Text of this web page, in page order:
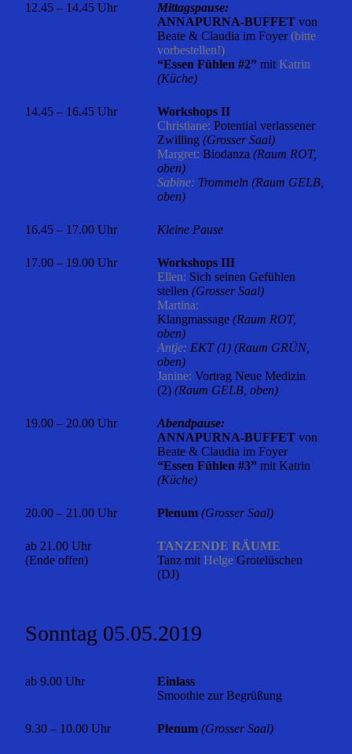
12.45 – 14.45 Uhr
Mittagspause:
ANNAPURNA-BUFFET von
Beate & Claudia im Foyer(bitte
vorbestellen!)
“Essen Fühlen #2” mit Katrin
(Küche)
14.45 – 16.45 Uhr
Workshops II
Christiane: Potential verlassener
Zwilling (Grosser Saal)
Margret: Biodanza (Raum ROT,
oben)
Sabine: Trommeln (Raum GELB,
oben)
16.45 – 17.00 Uhr Kleine Pause
17.00 – 19.00 Uhr
Workshops III
Ellen: Sich seinen Gefühlen
stellen (Grosser Saal)
Martina:
Klangmassage (Raum ROT,
oben)
Antje: EKT (1) (Raum GRÜN,
oben)
Janine: Vortrag Neue Medizin
(2) (Raum GELB, oben)
19.00 – 20.00 Uhr
Abendpause:
ANNAPURNA-BUFFET von
Beate & Claudia im Foyer
“Essen Fühlen #3” mit Katrin
(Küche)
20.00 – 21.00 Uhr Plenum (Grosser Saal)
ab 21.00 Uhr
(Ende offen)
TANZENDE RÄUME
Tanz mit Helge Grotelüschen
(DJ)
Sonntag 05.05.2019
ab 9.00 Uhr
Einlass
Smoothie zur Begrüßung
9.30 – 10.00 Uhr Plenum (Grosser Saal)